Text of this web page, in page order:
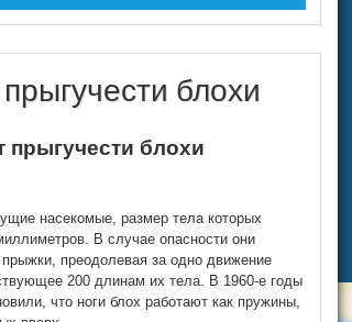
блохи
прыгучести блохи
насекомые, размер тела которых
В случае опасности они
преодолевая за одно движение
200 длинам их тела. В 1960-е годы
что ноги блох работают как пружины,